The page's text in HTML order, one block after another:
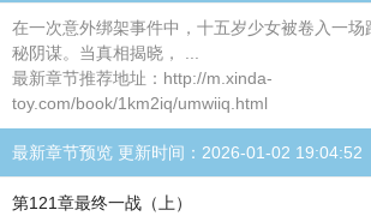
在一次意外绑架事件中，十五岁少女被卷入一场
秘阴谋。当真相揭晓， ...
最新章节推荐地址：http://m.xinda-
toy.com/book/1km2iq/umwiiq.html
最新章节预览 更新时间：2026-01-02 19:04:52
第121章最终一战（上）